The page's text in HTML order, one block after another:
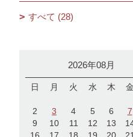
すべて (28)
2026年08月
日 月 火 水 木 金
2
3 4 5 6 7
9
10 11 12 13